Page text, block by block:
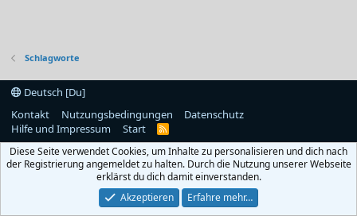
Schlagworte
Deutsch [Du]
Kontakt
Nutzungsbedingungen
Datenschutz
Hilfe und Impressum
Start
R
S
Diese Seite verwendet Cookies, um Inhalte zu personalisieren und dich nach
der Registrierung angemeldet zu halten. Durch die Nutzung unserer Webseite
erklärst du dich damit einverstanden.
Akzeptieren
Erfahre mehr…